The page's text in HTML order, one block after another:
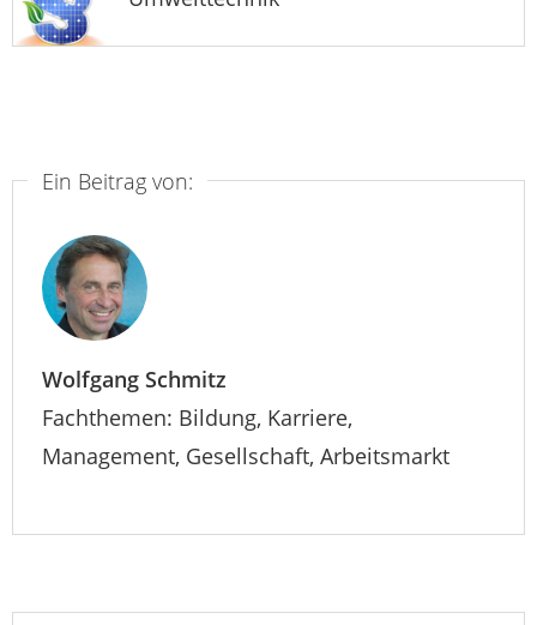
Ein Beitrag von:
Wolfgang Schmitz
Fachthemen: Bildung, Karriere,
Management, Gesellschaft, Arbeitsmarkt